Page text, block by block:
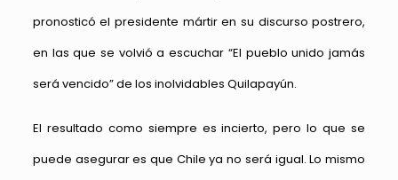
pronosticó el presidente mártir en su discurso postrero,
en las que se volvió a escuchar “El pueblo unido jamás
será vencido” de los inolvidables Quilapayún.
El resultado como siempre es incierto, pero lo que se
puede asegurar es que Chile ya no será igual. Lo mismo